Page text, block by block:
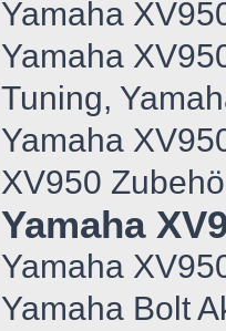
Yamaha
Yamaha
Tuning,
Yamaha
XV950
Yamaha
Yamaha
Yamaha Bolt